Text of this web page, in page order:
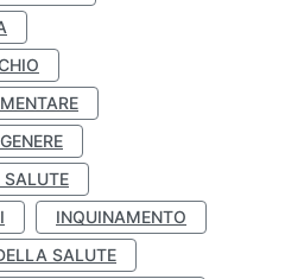
INQUINAMENTO
SALUTE